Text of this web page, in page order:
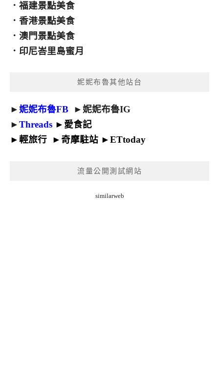
． 福建景點美食
． 香港景點美食
． 澳門景點美食
． 印尼峇里島蜜月
妮妮布魯其他站台
►妮妮布魯FB ►妮妮布魯IG
►Threads ► 愛食記
►輕旅行 ► 奇摩駐站 ►ETtoday
流量公開測試網站
similarweb